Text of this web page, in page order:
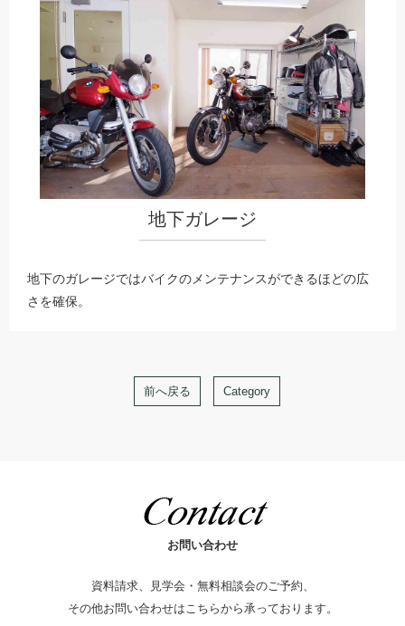
地下ガレージ
地下のガレージではバイクのメンテナンスができるほどの広
さを確保。
前へ戻る Category
お問い合わせ
資料請求、見学会・無料相談会のご予約、
その他お問い合わせはこちらから承っております。